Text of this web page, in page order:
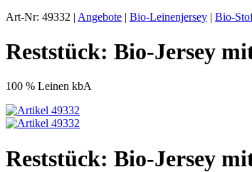
Art-Nr: 49332 | Angebote | Bio-Leinenjersey | Bio-
Reststück: Bio-Jersey
100 % Leinen kbA
Reststück: Bio-Jersey